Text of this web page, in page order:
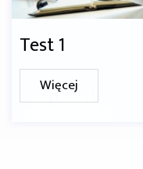
Test 1
Więcej